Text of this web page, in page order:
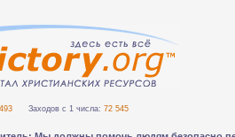
Заходов с 1 числа: 72 545